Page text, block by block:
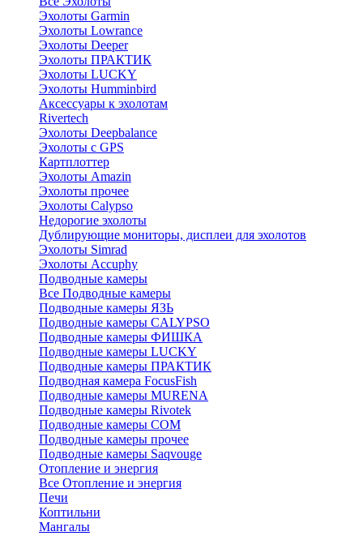
Эхолоты Garmin
Эхолоты Lowrance
Эхолоты Deeper
Эхолоты ПРАКТИК
Эхолоты LUCKY
Эхолоты Humminbird
Аксессуары к эхолотам
Rivertech
Эхолоты Deepbalance
Эхолоты с GPS
Картплоттер
Эхолоты Amazin
Эхолоты прочее
Эхолоты Calypso
Недорогие эхолоты
Дублирующие мониторы, дисплеи для эхолотов
Эхолоты Simrad
Эхолоты Accuphy
Подводные камеры
Все Подводные камеры
Подводные камеры ЯЗЬ
Подводные камеры CALYPSO
Подводные камеры ФИШКА
Подводные камеры LUCKY
Подводные камеры ПРАКТИК
Подводная камера FocusFish
Подводные камеры MURENA
Подводные камеры Rivotek
Подводные камеры СОМ
Подводные камеры прочее
Подводные камеры Saqvouge
Отопление и энергия
Все Отопление и энергия
Печи
Коптильни
Мангалы